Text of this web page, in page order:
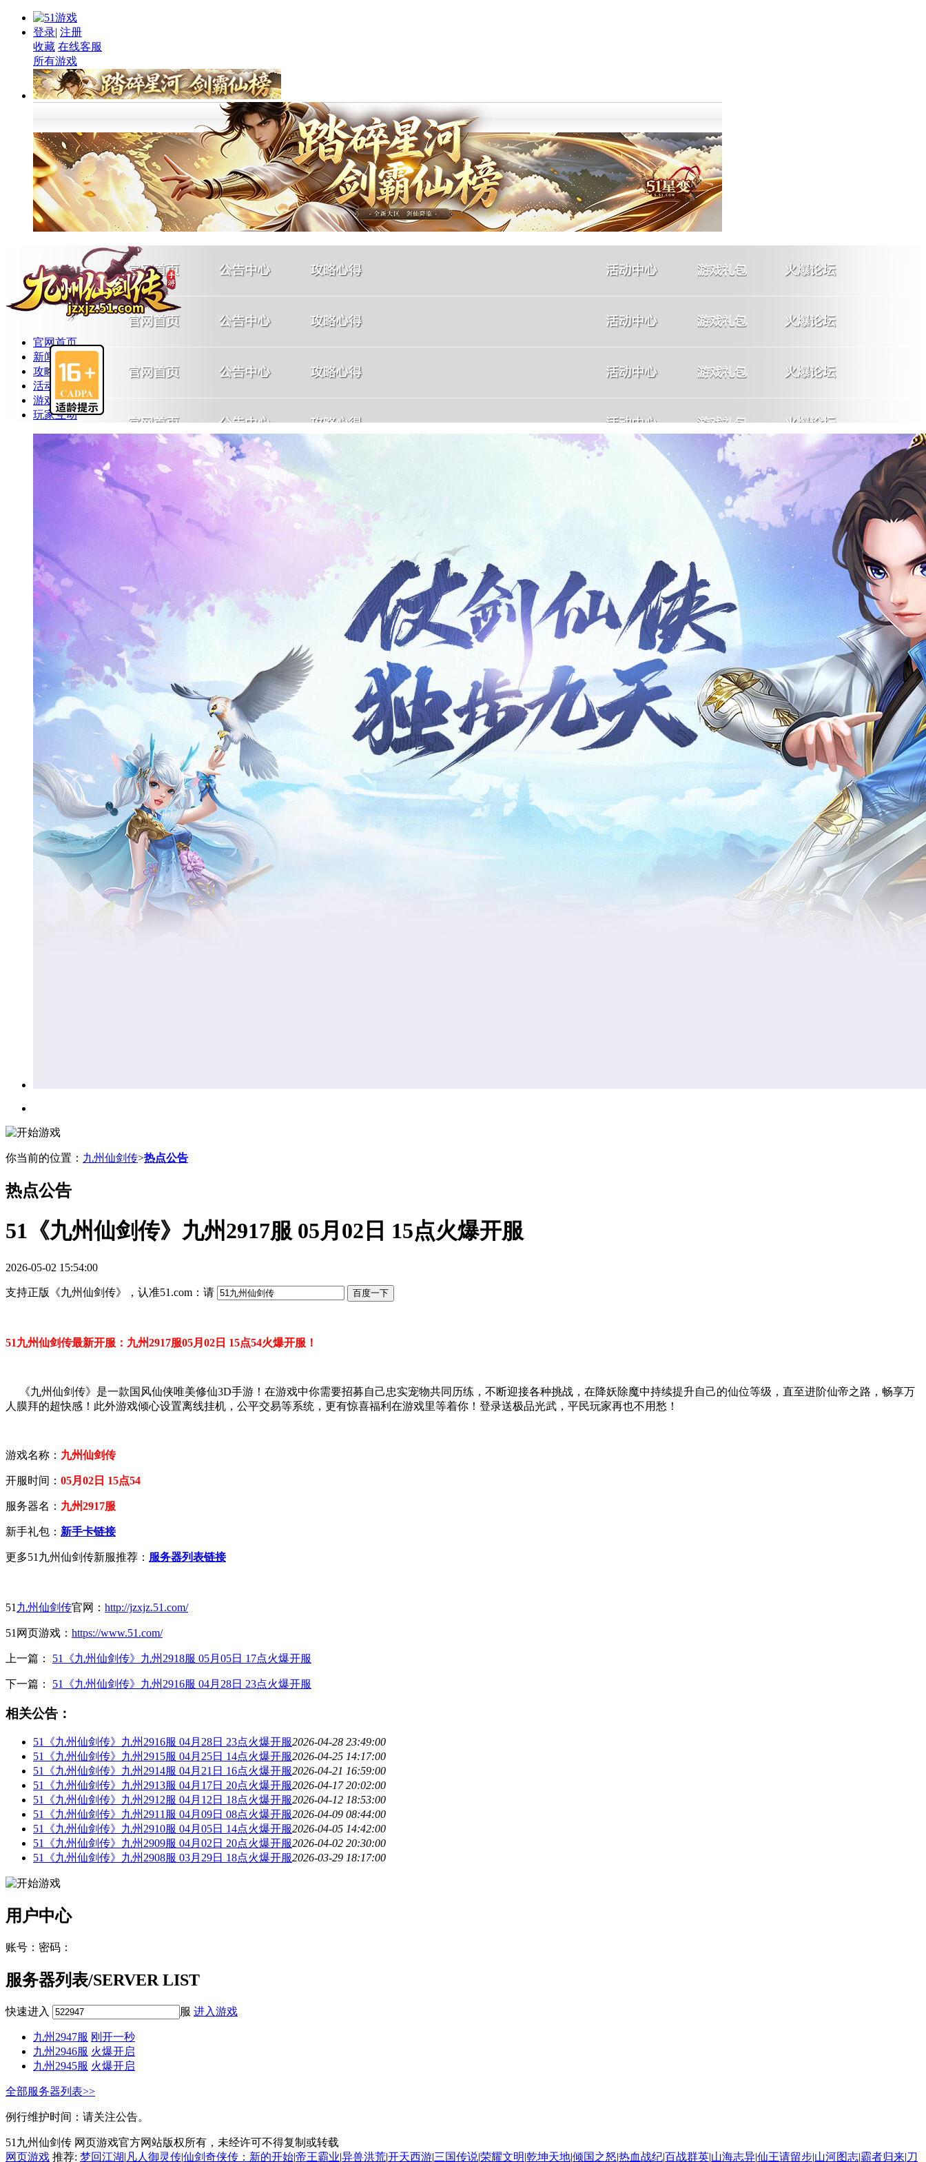
登录| 注册
收藏 在线客服
所有游戏
官网首页
新闻公告
攻略心得
活动中心
游戏礼包
玩家互动
你当前的位置： 九州仙剑传>热点公告
热点公告
51《九州仙剑传》九州2917服 05月02日 15点火爆开服
2026-05-02 15:54:00
支持正版《九州仙剑传》，认准51.com：请
51九州仙剑传最新开服：九州2917服05月02日 15点54火爆开服！
《九州仙剑传》是一款国风仙侠唯美修仙3D手游！在游戏中你需要招募自己忠实宠物共同历练，不断迎接各种挑战，在降妖除魔中持续提升自己的仙位等级，直至进阶仙帝之路，畅享万
人膜拜的超快感！此外游戏倾心设置离线挂机，公平交易等系统，更有惊喜福利在游戏里等着你！登录送极品光武，平民玩家再也不用愁！
游戏名称： 九州仙剑传
开服时间： 05月02日 15点54
服务器名： 九州2917服
新手礼包： 新手卡链接
更多51九州仙剑传新服推荐： 服务器列表链接
51 九州仙剑传官网： http://jzxjz.51.com/
51网页游戏： https://www.51.com/
上一篇： 51《九州仙剑传》九州2918服 05月05日 17点火爆开服
下一篇： 51《九州仙剑传》九州2916服 04月28日 23点火爆开服
相关公告：
51《九州仙剑传》九州2916服 04月28日 23点火爆开服2026-04-28 23:49:00
51《九州仙剑传》九州2915服 04月25日 14点火爆开服2026-04-25 14:17:00
51《九州仙剑传》九州2914服 04月21日 16点火爆开服2026-04-21 16:59:00
51《九州仙剑传》九州2913服 04月17日 20点火爆开服2026-04-17 20:02:00
51《九州仙剑传》九州2912服 04月12日 18点火爆开服2026-04-12 18:53:00
51《九州仙剑传》九州2911服 04月09日 08点火爆开服2026-04-09 08:44:00
51《九州仙剑传》九州2910服 04月05日 14点火爆开服2026-04-05 14:42:00
51《九州仙剑传》九州2909服 04月02日 20点火爆开服2026-04-02 20:30:00
51《九州仙剑传》九州2908服 03月29日 18点火爆开服2026-03-29 18:17:00
用户中心
账号： 密码：
服务器列表/SERVER LIST
快速进入 服 进入游戏
九州2947服 刚开一秒
九州2946服 火爆开启
九州2945服 火爆开启
全部服务器列表>>
例行维护时间：请关注公告。
51九州仙剑传 网页游戏官方网站版权所有，未经许可不得复制或转载
网页游戏 推荐: 梦回江湖| 凡人御灵传|仙剑奇侠传：新的开始|帝王霸业|异兽洪荒|开天西游|三国传说|荣耀文明|乾坤天地|倾国之怒|热血战纪|百战群英|山海志异|仙王请留步|山河图志|霸者归来|刀